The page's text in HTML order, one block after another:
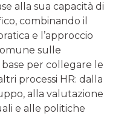
alla sua capacità di
combinando il
e l’approccio
sulle
per collegare le
processi HR: dalla
alla valutazione
e alle politiche